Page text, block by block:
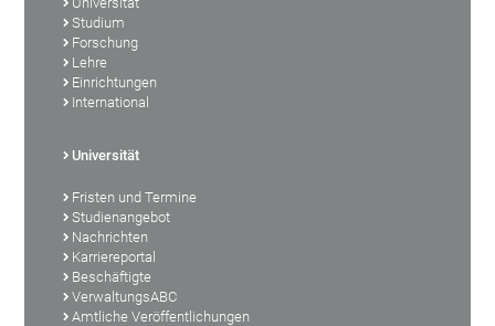
Studium
Forschung
Lehre
Einrichtungen
International
Universität
Fristen und Termine
Studienangebot
Nachrichten
Karriereportal
Beschäftigte
VerwaltungsABC
Amtliche Veröffentlichungen